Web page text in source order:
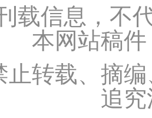
载信息，不
本网站稿
止转载、摘
追